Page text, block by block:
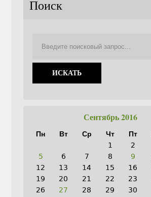
Поиск
Сентябрь 2016
Пн Вт Ср Чт Пт
1
2
5
6 7 8 9
12
13 14 15 16
19
20 21 22 23
26
27 28 29
30